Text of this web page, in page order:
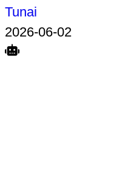
Tunai
2026-06-02